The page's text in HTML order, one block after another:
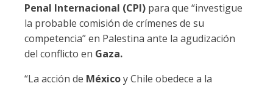
Penal Internacional (CPI) para que “investigue
la probable comisión de crímenes de su
competencia” en Palestina ante la agudización
del conflicto en Gaza.
“La acción de Méxicoy Chile obedece a la